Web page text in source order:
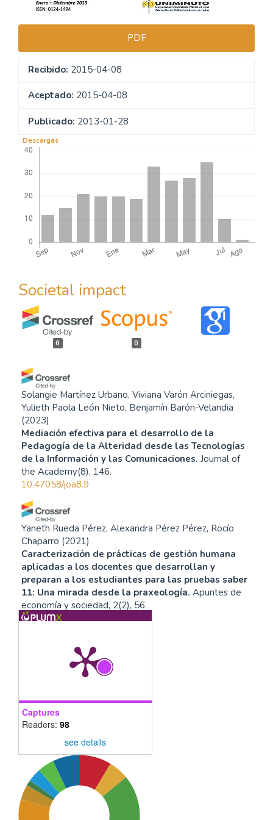
PDF
Recibido: 2015-04-08
Aceptado: 2015-04-08
Publicado: 2013-01-28
Descargas
Societal impact
6 0
Solangie Martínez Urbano, Viviana Varón Arciniegas,
Yulieth Paola León Nieto, Benjamín Barón-Velandia
(2023)
Mediación efectiva para el desarrollo de la
Pedagogía de la Alteridad desde las Tecnologías
de la Información y las Comunicaciones. Journal of
the Academy(8), 146.
10.47058/joa8.9
Yaneth Rueda Pérez, Alexandra Pérez Pérez, Rocío
Chaparro (2021)
Caracterización de prácticas de gestión humana
aplicadas a los docentes que desarrollan y
preparan a los estudiantes para las pruebas saber
11: Una mirada desde la praxeología. Apuntes de
economía y sociedad, 2(2), 56.
10.5377/aes.v2i2.13090
Benjamín Barón-Velandia, Miguel Martínez-Luengas
desde el enfoque narrativo. Revista 3i Ingeniería,
Innovación, Investigación, 3(1), 111.
10.70448/revista3i.v3i1.171
Felipe Ramirez Bernal (2024)
The challenge of university teaching practices.
Seminars in Medical Writing and Education, 3, 65.
10.56294/mw202465
Captures
Readers: 98
see details